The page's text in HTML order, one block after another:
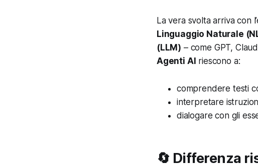
La vera svolta arriva con
Linguaggio Naturale
(LLM) – come GPT,
Agenti AI riescono a:
comprendere testi
interpretare
dialogare con gli
🔄 Differenza